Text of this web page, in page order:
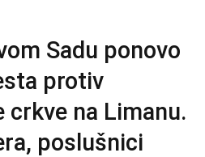
Sadu ponovo
protiv
crkve na Limanu.
poslušnici